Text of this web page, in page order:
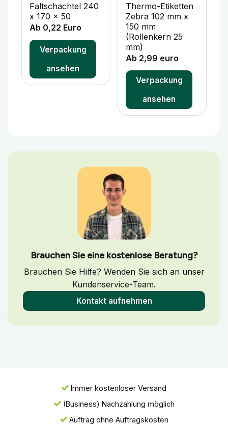
Faltschachtel 240
x 170 x 50
Ab 0,22 Euro
Verpackung
ansehen
Thermo-Etiketten
Zebra 102 mm x
150 mm
(Rollenkern 25
mm)
Ab 2,99 euro
Verpackung
ansehen
Brauchen Sie eine kostenlose Beratung?
Brauchen Sie Hilfe? Wenden Sie sich an unser
Kundenservice-Team.
Kontakt aufnehmen
Immer kostenloser Versand
(Business) Nachzahlung möglich
Auftrag ohne Auftragskosten